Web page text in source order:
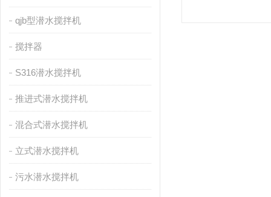
qjb型潜水搅拌机
搅拌器
S316潜水搅拌机
推进式潜水搅拌机
混合式潜水搅拌机
立式潜水搅拌机
污水潜水搅拌机